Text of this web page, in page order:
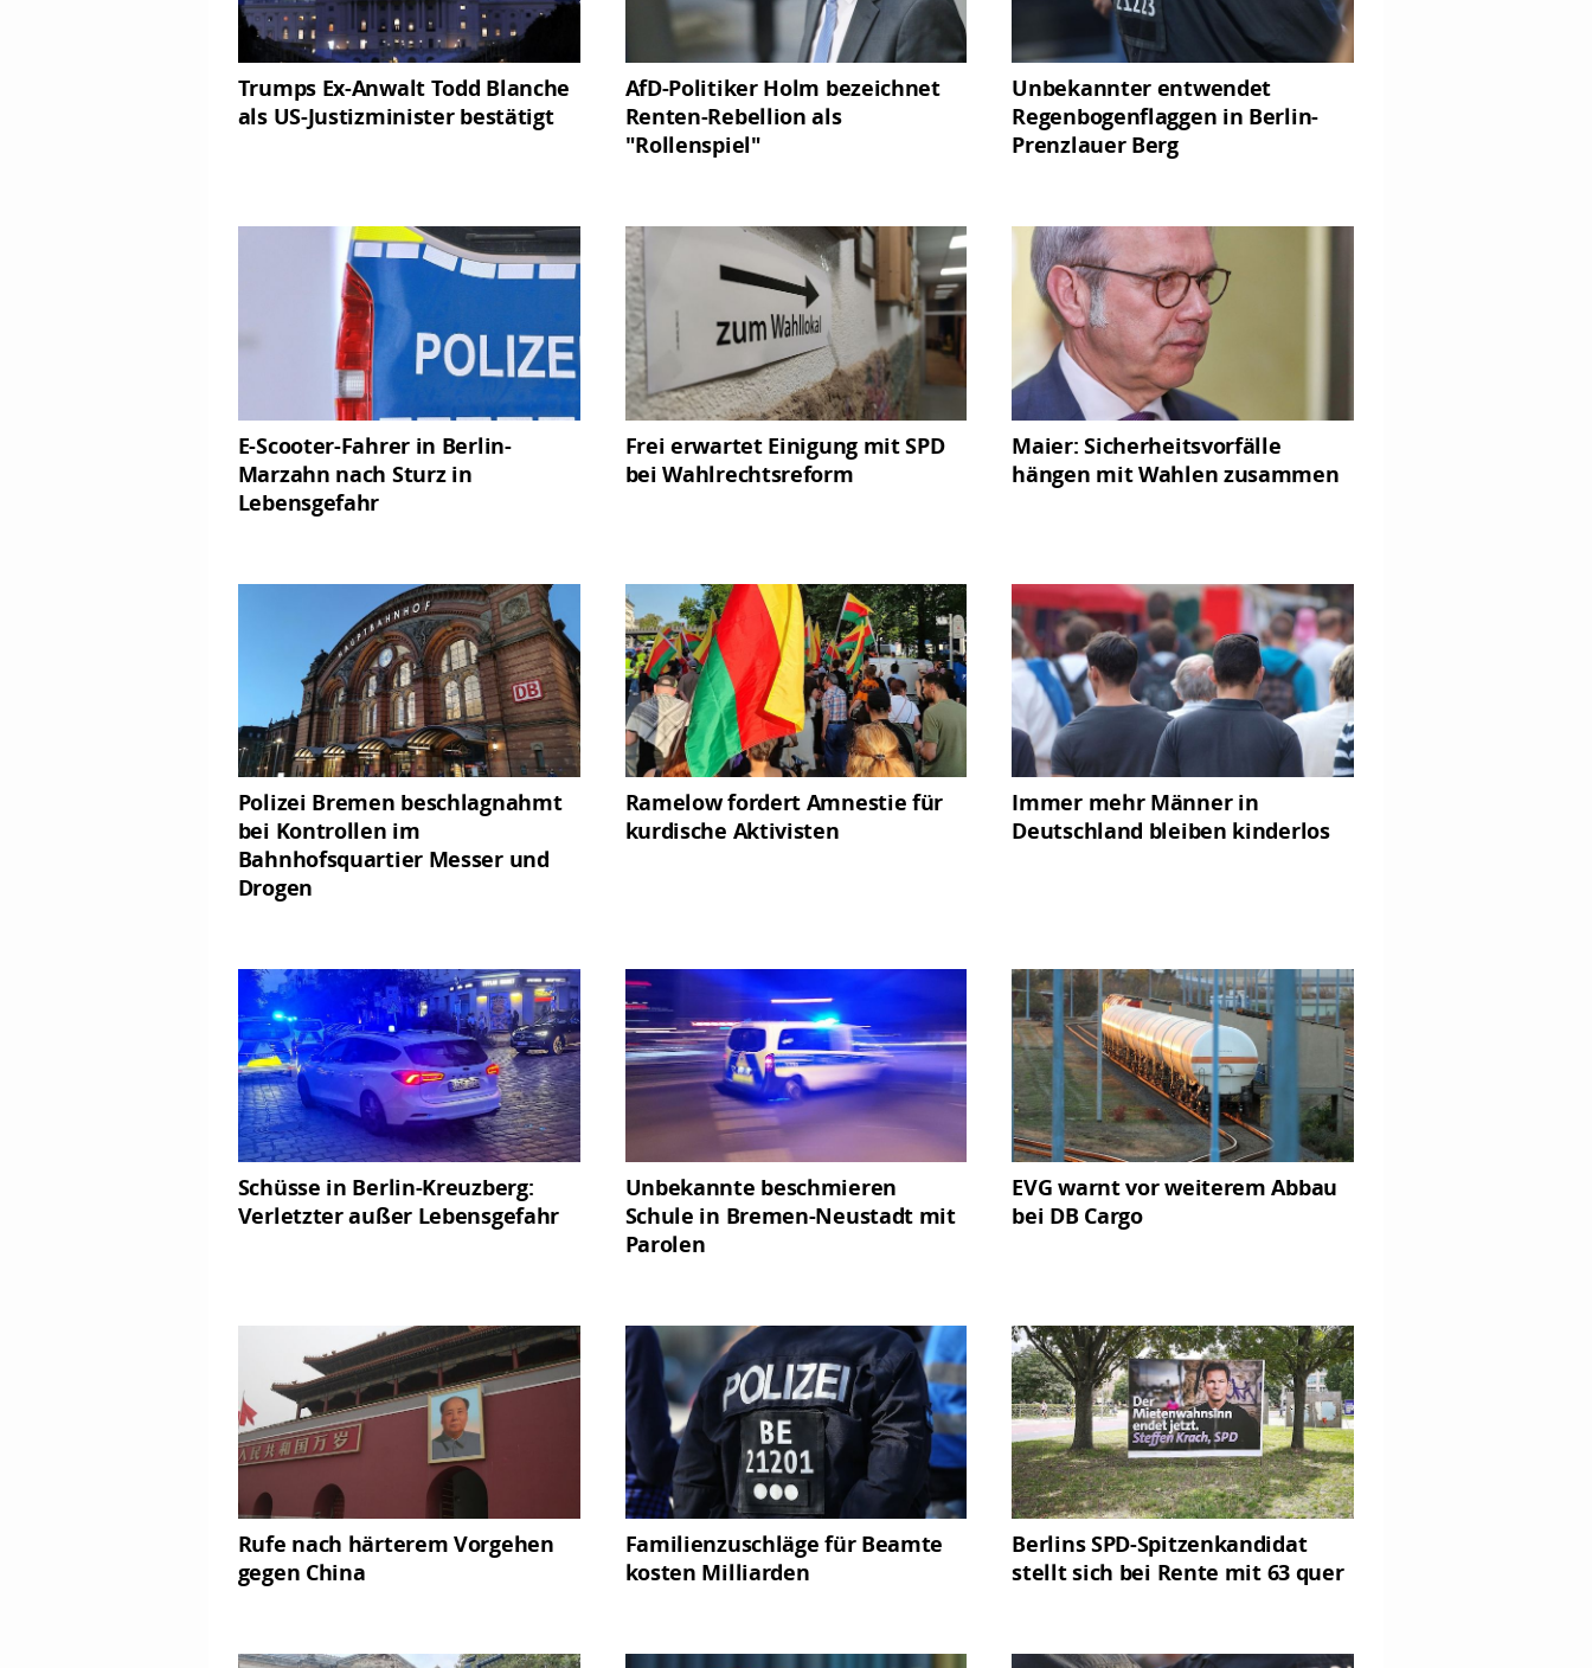
Trumps Ex-Anwalt Todd Blanche
als US-Justizminister bestätigt
AfD-Politiker Holm bezeichnet
Renten-Rebellion als
"Rollenspiel"
Unbekannter entwendet
Regenbogenflaggen in Berlin-
Prenzlauer Berg
E-Scooter-Fahrer in Berlin-
Marzahn nach Sturz in
Lebensgefahr
Frei erwartet Einigung mit SPD
bei Wahlrechtsreform
Maier: Sicherheitsvorfälle
hängen mit Wahlen zusammen
Polizei Bremen beschlagnahmt
bei Kontrollen im
Bahnhofsquartier Messer und
Drogen
Ramelow fordert Amnestie für
kurdische Aktivisten
Immer mehr Männer in
Deutschland bleiben kinderlos
Schüsse in Berlin-Kreuzberg:
Verletzter außer Lebensgefahr
Unbekannte beschmieren
Schule in Bremen-Neustadt mit
Parolen
EVG warnt vor weiterem Abbau
bei DB Cargo
Rufe nach härterem Vorgehen
gegen China
Familienzuschläge für Beamte
kosten Milliarden
Berlins SPD-Spitzenkandidat
stellt sich bei Rente mit 63 quer